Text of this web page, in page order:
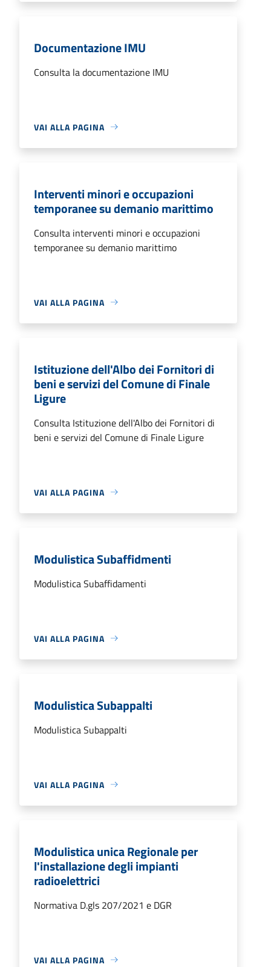
Documentazione IMU
Consulta la documentazione IMU
VAI ALLA PAGINA
Interventi minori e occupazioni
temporanee su demanio marittimo
Consulta interventi minori e occupazioni
temporanee su demanio marittimo
VAI ALLA PAGINA
Istituzione dell'Albo dei Fornitori di
beni e servizi del Comune di Finale
Ligure
Consulta Istituzione dell'Albo dei Fornitori di
beni e servizi del Comune di Finale Ligure
VAI ALLA PAGINA
Modulistica Subaffidmenti
Modulistica Subaffidamenti
VAI ALLA PAGINA
Modulistica Subappalti
Modulistica Subappalti
VAI ALLA PAGINA
Modulistica unica Regionale per
l'installazione degli impianti
radioelettrici
Normativa D.gls 207/2021 e DGR
VAI ALLA PAGINA